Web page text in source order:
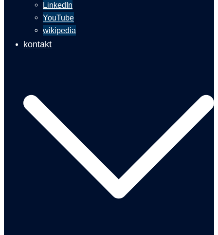
LinkedIn
YouTube
wikipedia
kontakt